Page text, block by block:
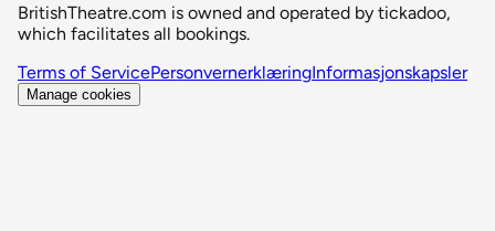
BritishTheatre.com is owned and operated by tickadoo,
which facilitates all bookings.
Terms of ServicePersonvernerklæringInformasjonskapsler
Manage cookies